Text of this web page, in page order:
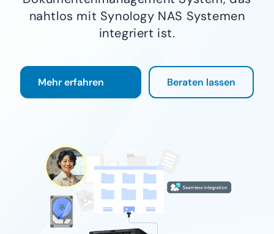
nahtlos mit Synology NAS Systemen
integriert ist.
Mehr erfahren Beraten lassen